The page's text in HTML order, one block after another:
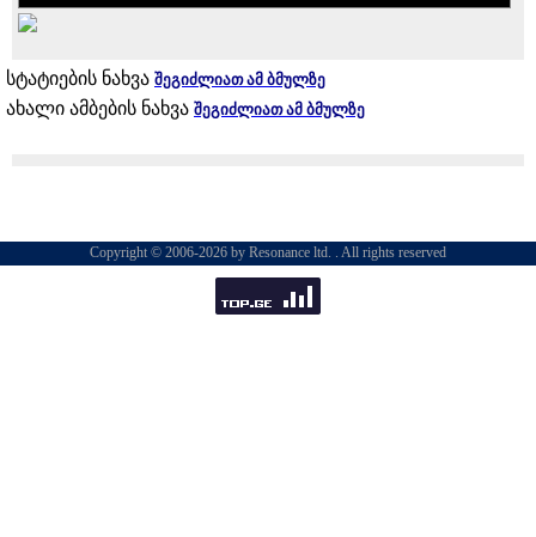
სტატიების ნახვა შეგიძლიათ ამ ბმულზე
ახალი ამბების ნახვა შეგიძლიათ ამ ბმულზე
Copyright © 2006-2026 by Resonance ltd. . All rights reserved